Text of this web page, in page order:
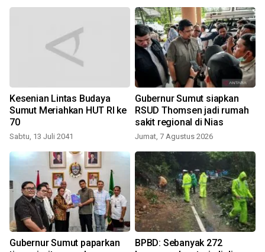
Kesenian Lintas Budaya
Sumut Meriahkan HUT RI ke
70
Sabtu, 13 Juli 2041
Gubernur Sumut siapkan
RSUD Thomsen jadi rumah
sakit regional di Nias
Jumat, 7 Agustus 2026
Gubernur Sumut paparkan
BPBD: Sebanyak 272